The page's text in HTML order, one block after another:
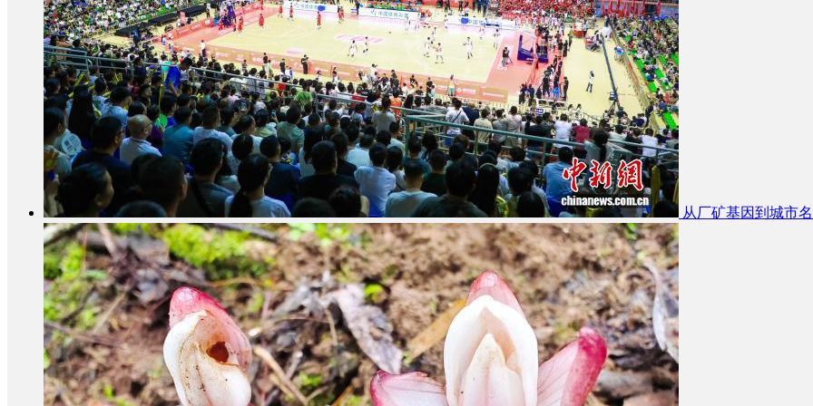
从厂矿基因到城市